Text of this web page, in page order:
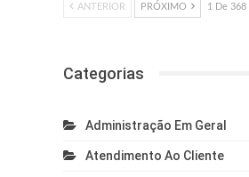
ANTERIOR PRÓXIMO 1 De 368
Categorias
Administração Em Geral
Atendimento Ao Cliente